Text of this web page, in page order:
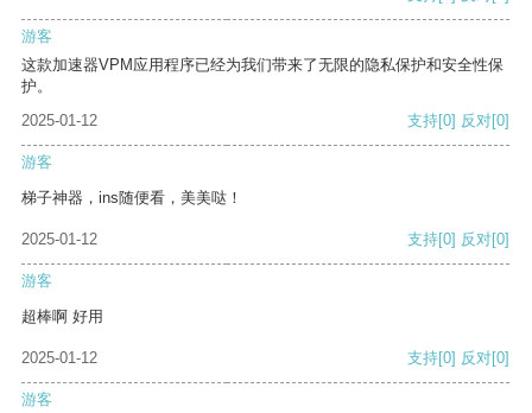
游客
这款加速器VPM应用程序已经为我们带来了无限的隐私保护和安全性保
护。
2025-01-12
支持[0] 反对[0]
游客
梯子神器，ins随便看，美美哒！
2025-01-12 支持[0] 反对[0]
游客
超棒啊 好用
2025-01-12 支持[0] 反对[0]
游客